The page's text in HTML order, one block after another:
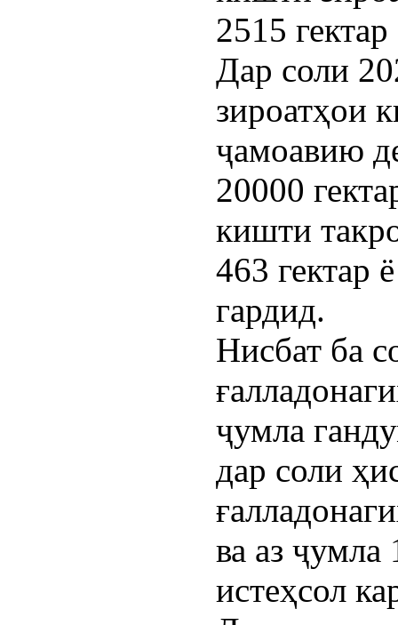
2515
Дар соли
зироатҳои
ҷамоавию
20000
кишти
463 гектар
гардид.
Нисбат ба
ҷумла
дар соли
ва аз ҷумла
истеҳсол